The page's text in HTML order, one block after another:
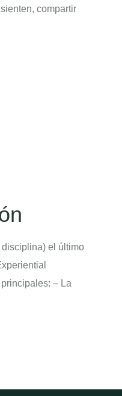
compartir
el último
– La